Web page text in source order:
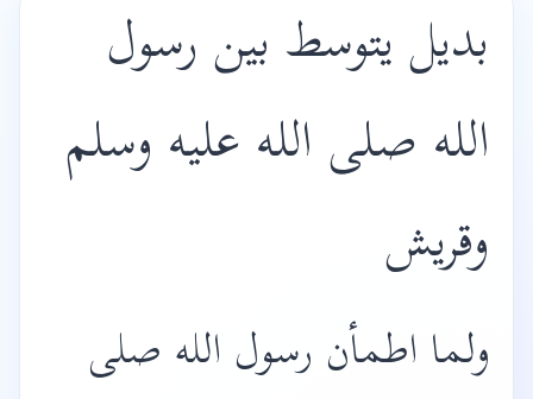
بديل يتوسط بين رسول
الله صلى الله عليه وسلم
وقريش
ولما اطمأن رسول الله صلى